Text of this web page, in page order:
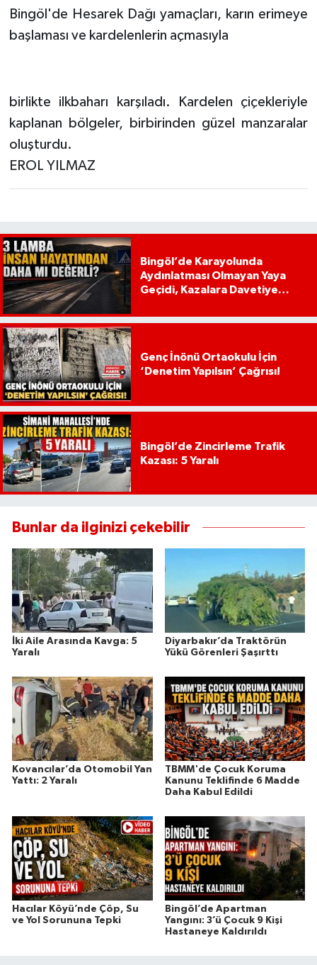
Bingöl'de Hesarek Dağı yamaçları, karın erimeye
başlaması ve kardelenlerin açmasıyla
birlikte ilkbaharı karşıladı. Kardelen çiçekleriyle
kaplanan bölgeler, birbirinden güzel manzaralar
oluşturdu.
EROL YILMAZ
Bingöl’de Karayolunda
Aydınlatması Olmayan Yaya
Geçidi, Kazalara Davetiye
Genç İnönü Ortaokulu İçin
‘Denetim Yapılsın’ Çağrısı!
Bingöl’de Zincirleme Trafik
Kazası: 5 Yaralı
Bunlar da ilginizi çekebilir
İki Aile Arasında Kavga: 5
Yaralı
Diyarbakır’da Traktörün
Yükü Görenleri Şaşırttı
Kovancılar’da Otomobil Yan
Yattı: 2 Yaralı
TBMM'de Çocuk Koruma
Kanunu Teklifinde 6 Madde
Daha Kabul Edildi
Hacılar Köyü’nde Çöp, Su
ve Yol Sorununa Tepki
Bingöl’de Apartman
Yangını: 3’ü Çocuk 9 Kişi
Hastaneye Kaldırıldı
YEDİSU